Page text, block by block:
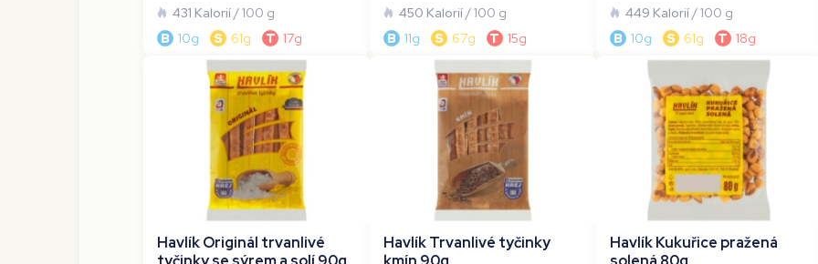
431 Kalorií/ 100 g
B 10g S 61g T 17g
450 Kalorií/ 100 g
B 11g S 67g T 15g
449 Kalorií/ 100 g
B 10g S 61g T 18g
Havlík Originál trvanlivé
Havlík Trvanlivé tyčinky
Havlík Kukuřice pražená